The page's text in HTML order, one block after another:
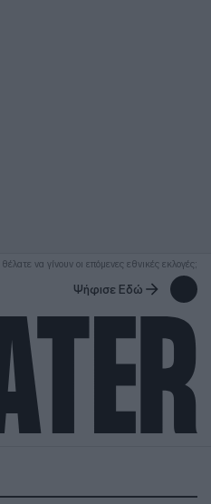
να γίνουν οι επόμενες εθνικές εκλογές;
Ψήφισε Εδώ